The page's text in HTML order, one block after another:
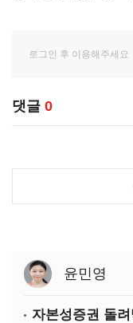
댓글 0
윤민영